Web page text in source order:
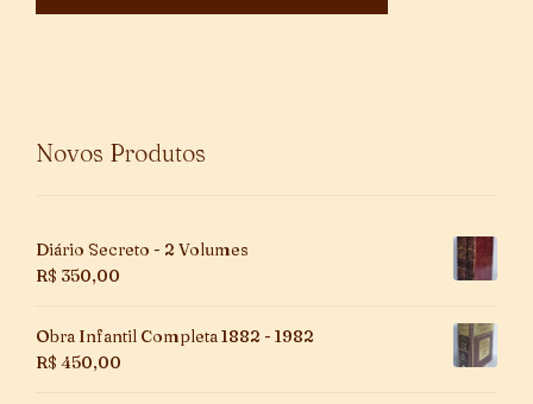
Novos Produtos
Diário Secreto - 2 Volumes
R$ 350,00
Obra Infantil Completa 1882 - 1982
R$ 450,00